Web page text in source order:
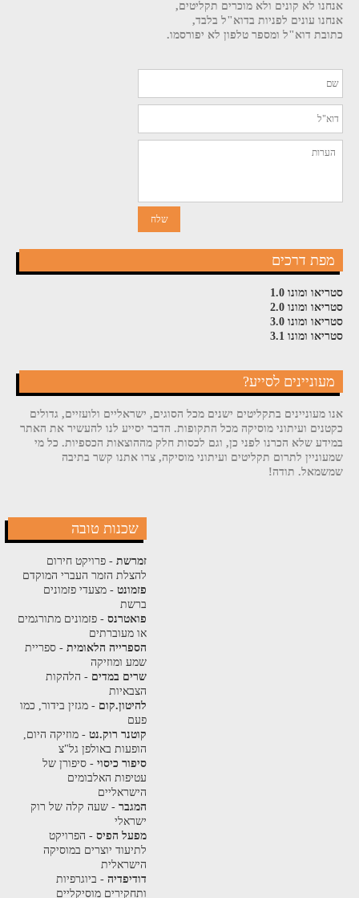
אנחנו לא קונים ולא מוכרים תקליטים,
אנחנו עונים לפניות בדוא"ל בלבד,
כתובת דוא"ל ומספר טלפון לא יפורסמו.
מפת דרכים
סטריאו ומונו 1.0
סטריאו ומונו 2.0
סטריאו ומונו 3.0
סטריאו ומונו 3.1
מעוניינים לסייע?
אנו מעוניינים בתקליטים ישנים מכל הסוגים, ישראליים ולועזיים, גדולים
כקטנים ועיתוני מוסיקה מכל התקופות. הדבר יסייע לנו להעשיר את האתר
במידע שלא הכרנו לפני כן, וגם לכסות חלק מההוצאות הכספיות. כל מי
שמעוניין לתרום תקליטים ועיתוני מוסיקה, צרו אתנו קשר בתיבה
שמשמאל. תודה!
שכנות טובה
זמרשת- פרויקט חירום
להצלת הזמר העברי המוקדם
פזמונט- מצעדי פזמונים
ברשת
פואטרנס- פזמונים מתורגמים
או מעוברתים
הספרייה הלאומית- ספריית
שמע ומוזיקה
שרים במדים - הלהקות
הצבאיות
להיטון.קום - מגזין בידור, כמו
פעם
קוטנר רוק.נט- מוזיקה היום,
הופעות באולפן גל"צ
סיפור כיסוי- סיפורן של
עטיפות האלבומים
הישראליים
המגבר- שעה קלה של רוק
ישראלי
מפעל הפיס- הפרויקט
לתיעוד יוצרים במוסיקה
הישראלית
דודיפדיה- ביוגרפיות
ותחקירים מוסיקליים